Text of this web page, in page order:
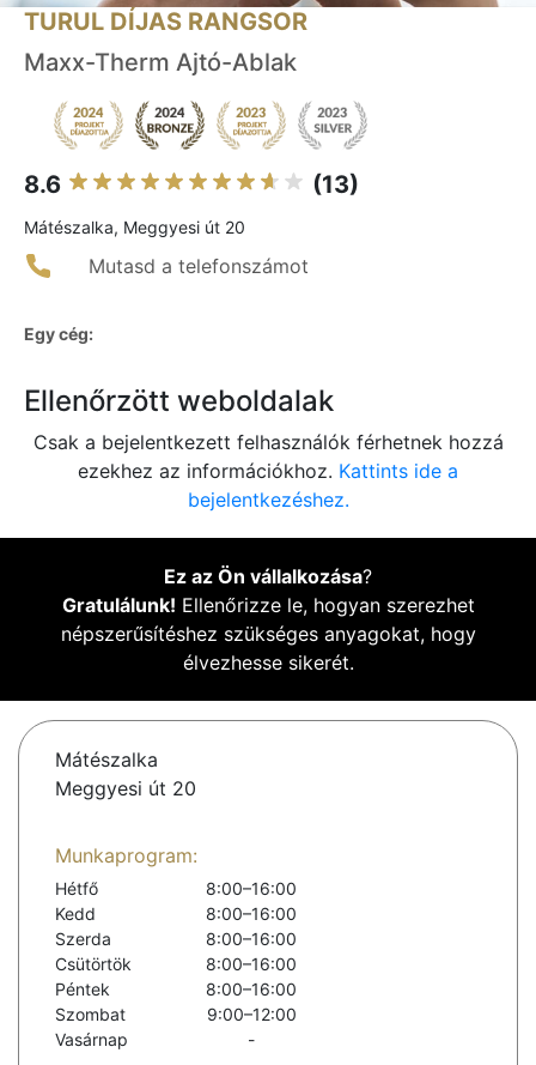
TURUL DÍJAS RANGSOR
Maxx-Therm Ajtó-Ablak
8.6 (13)
Mátészalka, Meggyesi út 20
Mutasd a telefonszámot
Egy cég:
Ellenőrzött weboldalak
Csak a bejelentkezett felhasználók férhetnek hozzá
ezekhez az információkhoz. Kattints ide a
bejelentkezéshez.
Ez az Ön vállalkozása?
Gratulálunk! Ellenőrizze le, hogyan szerezhet
népszerűsítéshez szükséges anyagokat, hogy
élvezhesse sikerét.
Mátészalka
Meggyesi út 20
Munkaprogram:
Hétfő
8:00–16:00
Kedd
8:00–16:00
Szerda
8:00–16:00
Csütörtök
8:00–16:00
Péntek
8:00–16:00
Szombat
9:00–12:00
Vasárnap
-